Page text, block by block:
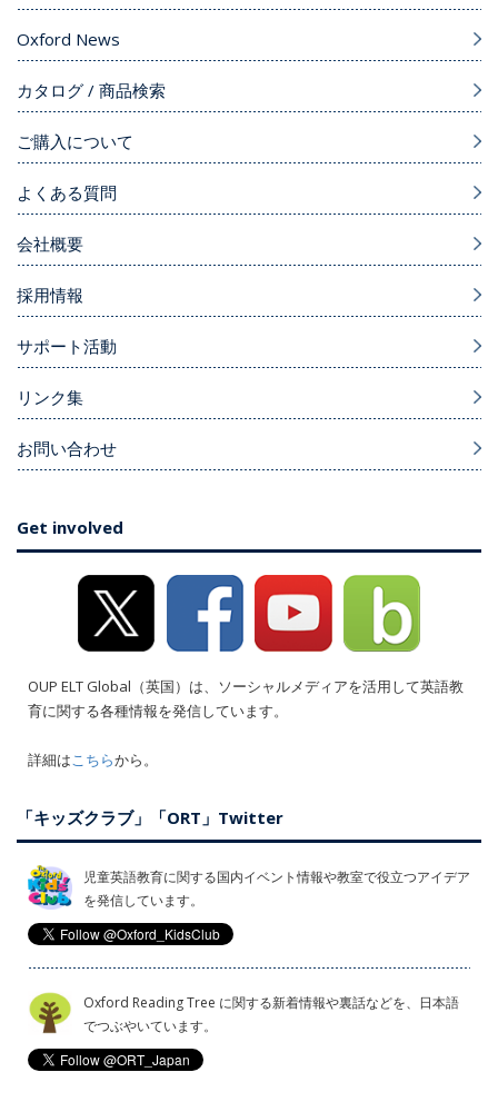
Oxford News
カタログ / 商品検索
ご購入について
よくある質問
会社概要
採用情報
サポート活動
リンク集
お問い合わせ
Get involved
OUP ELT Global（英国）は、ソーシャルメディアを活用して英語教
育に関する各種情報を発信しています。
詳細はこちらから。
「キッズクラブ」「ORT」Twitter
児童英語教育に関する国内イベント情報や教室で役立つアイデア
を発信しています。
Oxford Reading Tree に関する新着情報や裏話などを、日本語
でつぶやいています。